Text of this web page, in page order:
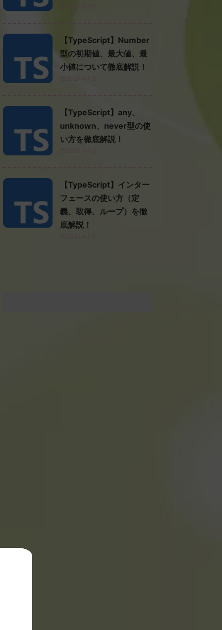
【TypeScript】Number
型の初期値、最大値、最
小値について徹底解説！
【TypeScript】any、
unknown、never型の使
い方を徹底解説！
【TypeScript】インター
フェースの使い方（定
義、取得、ループ）を徹
底解説！